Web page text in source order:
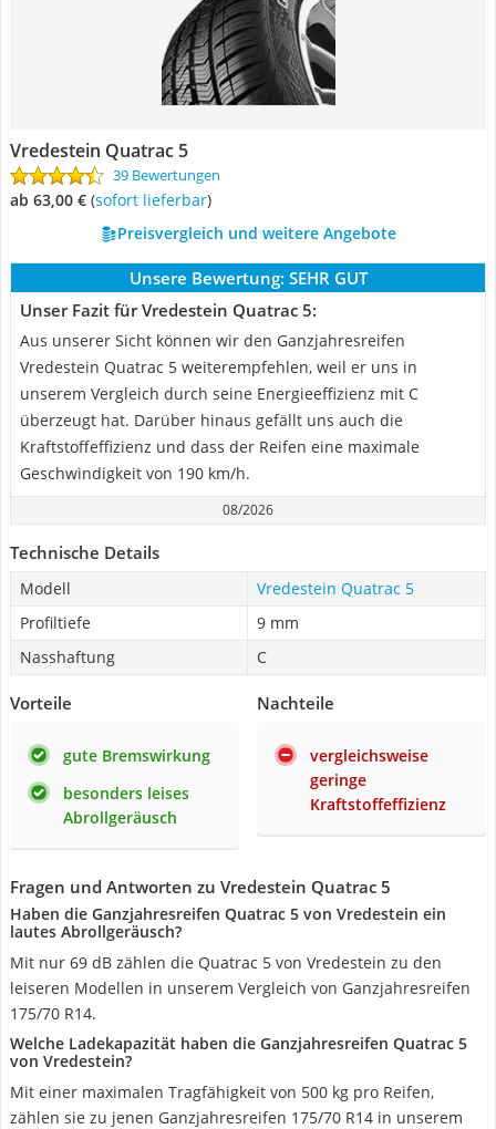
Vredestein Quatrac 5
39 Bewertungen
ab 63,00 € ( Sofort lieferbar)
Preisvergleich und weitere Angebote
Unsere Bewertung: SEHR GUT
Unser Fazit für Vredestein Quatrac 5:
Aus unserer Sicht können wir den Ganzjahresreifen
Vredestein Quatrac 5 weiterempfehlen, weil er uns in
unserem Vergleich durch seine Energieeffizienz mit C
überzeugt hat. Darüber hinaus gefällt uns auch die
Kraftstoffeffizienz und dass der Reifen eine maximale
Geschwindigkeit von 190 km/h.
08/2026
Technische Details
Modell
Vredestein Quatrac 5
Profiltiefe
9 mm
Nasshaftung
C
Vorteile
gute Bremswirkung
besonders leises
Abrollgeräusch
Nachteile
vergleichsweise
geringe
Kraftstoffeffizienz
Fragen und Antworten zu Vredestein Quatrac 5
Haben die Ganzjahresreifen Quatrac 5 von Vredestein ein
lautes Abrollgeräusch?
Mit nur 69 dB zählen die Quatrac 5 von Vredestein zu den
leiseren Modellen in unserem Vergleich von Ganzjahresreifen
175/70 R14.
Welche Ladekapazität haben die Ganzjahresreifen Quatrac 5
von Vredestein?
Mit einer maximalen Tragfähigkeit von 500 kg pro Reifen,
zählen sie zu jenen Ganzjahresreifen 175/70 R14 in unserem